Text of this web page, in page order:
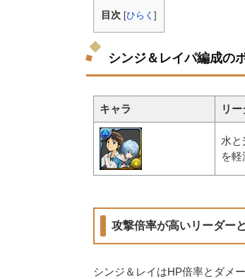
目次 [ひらく ]
シンジ＆レイパ編成の
キャラ リ
水と
を軽
攻撃倍率が高いリーダー
シンジ＆レイはHP倍率とダメ